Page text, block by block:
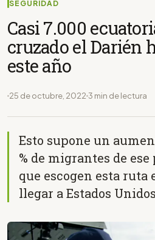
SEGURIDAD
Casi 7.000
cruzado el Darién
este año
25 de octubre, 2022 3 min de lectura
Esto supone un
% de migrantes de
que escogen esta
llegar a Estados Unidos